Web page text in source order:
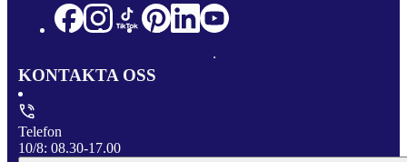
KONTAKTA OSS
Telefon
10/8: 08.30-17.00